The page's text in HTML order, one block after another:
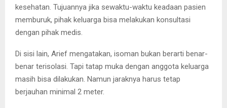
kesehatan. Tujuannya jika sewaktu-waktu keadaan pasien
memburuk, pihak keluarga bisa melakukan konsultasi
dengan pihak medis.
Di sisi lain, Arief mengatakan, isoman bukan berarti benar-
benar terisolasi. Tapi tatap muka dengan anggota keluarga
masih bisa dilakukan. Namun jaraknya harus tetap
berjauhan minimal 2 meter.